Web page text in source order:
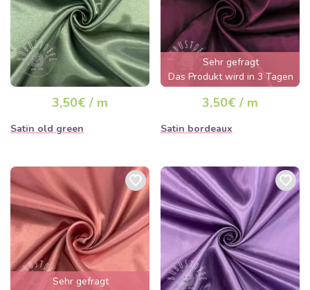
3,50€ / m
Satin old green
Sehr gefragt
Das Produkt wird in 3 Tagen
ausverkauft sein
3,50€ / m
Satin bordeaux
Sehr gefragt